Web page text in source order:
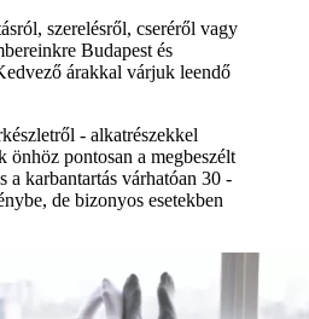
szerelésről, cseréről vagy
Budapest és
árakkal várjuk leendő
- alkatrészekkel
önhöz pontosan a megbeszélt
a karbantartás várhatóan 30 -
de bizonyos esetekben